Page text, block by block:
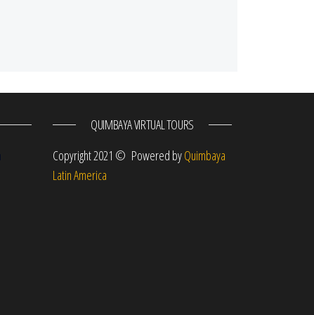
QUIMBAYA VIRTUAL TOURS
Copyright 2021 © Powered byQuimbaya
Latin America